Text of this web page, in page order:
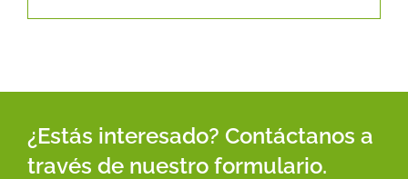
¿Estás interesado? Contáctanos a
través de nuestro formulario.